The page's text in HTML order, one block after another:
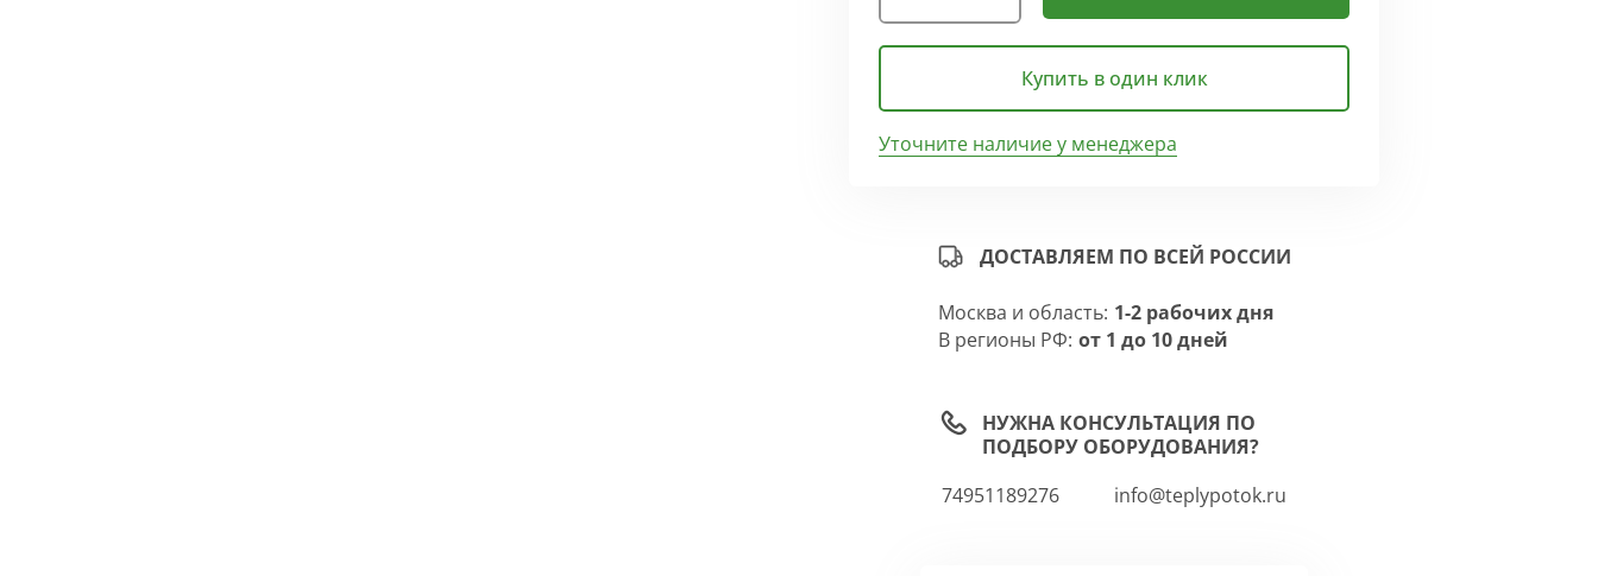
Купить в один клик
Уточните наличие у менеджера
ДОСТАВЛЯЕМ ПО ВСЕЙ РОССИИ
Москва и область: 1-2 рабочих дня
В регионы РФ: от 1 до 10 дней
НУЖНА КОНСУЛЬТАЦИЯ ПО
ПОДБОРУ ОБОРУДОВАНИЯ?
74951189276
info@teplypotok.ru